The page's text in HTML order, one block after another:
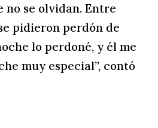
no se olvidan. Entre
pidieron perdón de
lo perdoné, y él me
muy especial”, contó